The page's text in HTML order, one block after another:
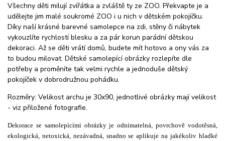
Všechny děti milují zvířátka a zvláště ty ze ZOO. Překvapte je a
udělejte jim malé soukromé ZOO i u nich v dětském pokojíčku.
Díky naší krásné barevné samolepce na zdi, stěny či nábytek
vykouzlíte rychlostí blesku a za pár korun parádní dětskou
dekoraci. Až se děti vrátí domů, budete mít hotovo a ony vás za
to budou milovat. Dětské samolepící obrázky rozlepíte dle
potřeby a proměníte tak velmi rychle a jednoduše dětský
pokojíček v dobrodružnou pohádku.
Rozměry: Velikost archu je 30x90, jednotlivé obrázky mají velikost
- viz přiložené fotografie.
Dekorace se samolepícími obrázky je odnímatelná, povrchově vodotěsná,
ekologická, netoxická, nezávadná, snadno se aplikuje na jakékoliv hladké